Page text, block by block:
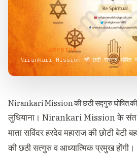
VISUAL ARCHIVE
Nirankari Mission की छठी सद्गुरु घोषित की
Nirankari Mission की छठी सद्गुरु घोषित की
लुधियाना। Nirankari Mission के संत
माता सविंदर हरदेव महाराज की छोटी बेटी
की छठी सत्गुरु व आध्यात्मिक प्रमुख